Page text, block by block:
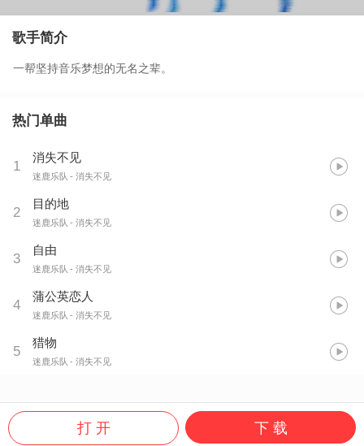
歌手简介
一帮坚持音乐梦想的无名之辈。
热门单曲
1
消失不见
迷鹿乐队 - 消失不见
2
目的地
迷鹿乐队 - 消失不见
3
自由
迷鹿乐队 - 消失不见
4
蒲公英恋人
迷鹿乐队 - 消失不见
5
猎物
迷鹿乐队 - 消失不见
打 开 下 载